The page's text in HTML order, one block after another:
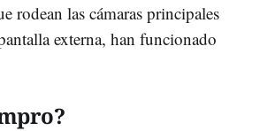
rodean las cámaras principales
externa, han funcionado